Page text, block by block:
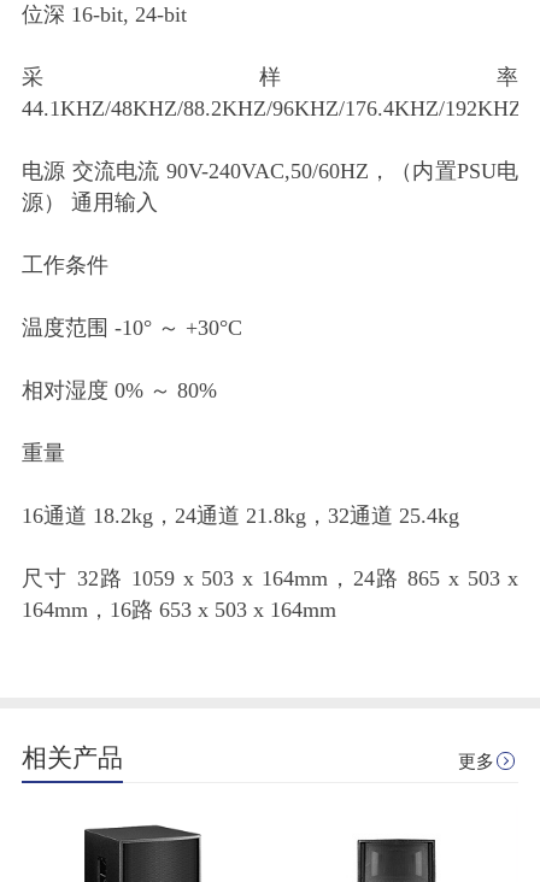
位深 16-bit, 24-bit
采样率
44.1KHZ/48KHZ/88.2KHZ/96KHZ/176.4KHZ/192KHZ
电源 交流电流 90V-240VAC,50/60HZ，（内置PSU电
源） 通用输入
工作条件
温度范围 -10° ～ +30°C
相对湿度 0% ～ 80%
重量
16通道 18.2kg，24通道 21.8kg，32通道 25.4kg
尺寸 32路 1059 x 503 x 164mm，24路 865 x 503 x
164mm，16路 653 x 503 x 164mm
相关产品 更多